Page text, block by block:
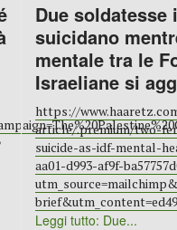
Due soldatesse
suicidano
mentale tra le
Israeliane si
https://
article/.premium/two-
suicide-as-idf-mental-
aa01-d993-af9f-
Leggi tutto: Due...